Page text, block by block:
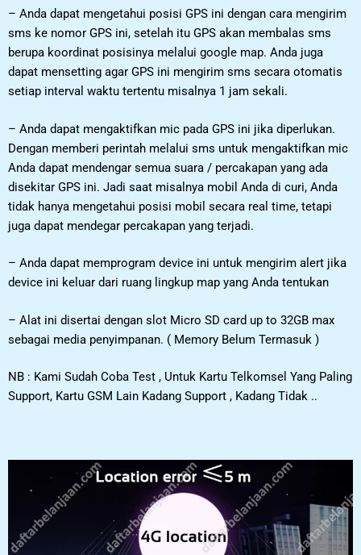
– Anda dapat mengetahui posisi GPS ini dengan cara mengirim
sms ke nomor GPS ini, setelah itu GPS akan membalas sms
berupa koordinat posisinya melalui google map. Anda juga
dapat mensetting agar GPS ini mengirim sms secara otomatis
setiap interval waktu tertentu misalnya 1 jam sekali.
– Anda dapat mengaktifkan mic pada GPS ini jika diperlukan.
Dengan memberi perintah melalui sms untuk mengaktifkan mic
Anda dapat mendengar semua suara / percakapan yang ada
disekitar GPS ini. Jadi saat misalnya mobil Anda di curi, Anda
tidak hanya mengetahui posisi mobil secara real time, tetapi
juga dapat mendegar percakapan yang terjadi.
– Anda dapat memprogram device ini untuk mengirim alert jika
device ini keluar dari ruang lingkup map yang Anda tentukan
– Alat ini disertai dengan slot Micro SD card up to 32GB max
sebagai media penyimpanan. ( Memory Belum Termasuk )
NB : Kami Sudah Coba Test , Untuk Kartu Telkomsel Yang Paling
Support, Kartu GSM Lain Kadang Support , Kadang Tidak ..